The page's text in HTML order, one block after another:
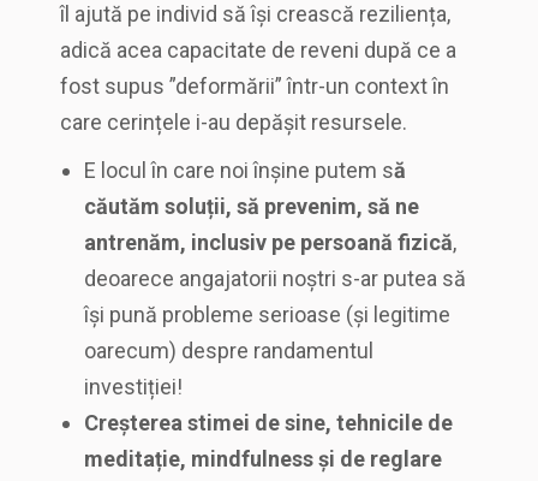
îl ajută pe individ să își crească reziliența,
adică acea capacitate de reveni după ce a
fost supus ”deformării” într-un context în
care cerințele i-au depășit resursele.
E locul în care noi înșine putem să
căutăm soluții, să prevenim, să ne
antrenăm, inclusiv pe persoană fizică,
deoarece angajatorii noștri s-ar putea să
își pună probleme serioase (și legitime
oarecum) despre randamentul
investiției!
Creșterea stimei de sine, tehnicile de
meditație, mindfulness și de reglare